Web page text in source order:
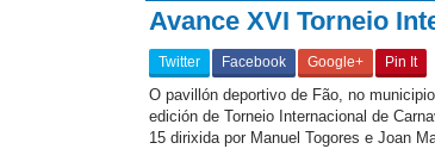
Avance XVI Torneio
Twitter Facebook Google+ Pin It
O pavillón deportivo de Fão, no
edición de Torneio Internacional de
15 dirixida por Manuel Togores e Joan